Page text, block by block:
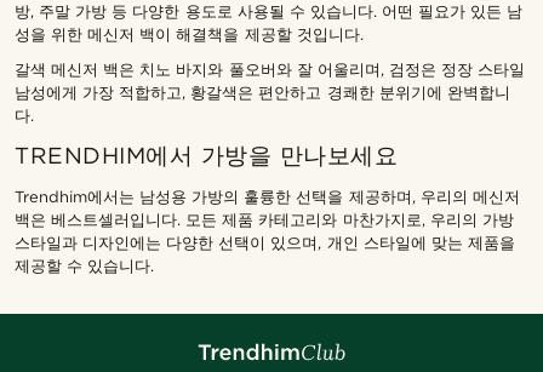
방, 주말 가방 등 다양한 용도로 사용될 수 있습니다. 어떤 필요가 있든 남
성을 위한 메신저 백이 해결책을 제공할 것입니다.
갈색 메신저 백은 치노 바지와 풀오버와 잘 어울리며, 검정은 정장 스타일
남성에게 가장 적합하고, 황갈색은 편안하고 경쾌한 분위기에 완벽합니
다.
TRENDHIM에서 가방을 만나보세요
Trendhim에서는 남성용 가방의 훌륭한 선택을 제공하며, 우리의 메신저
백은 베스트셀러입니다. 모든 제품 카테고리와 마찬가지로, 우리의 가방
스타일과 디자인에는 다양한 선택이 있으며, 개인 스타일에 맞는 제품을
제공할 수 있습니다.